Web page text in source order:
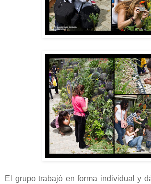
El grupo trabajó en forma individual y